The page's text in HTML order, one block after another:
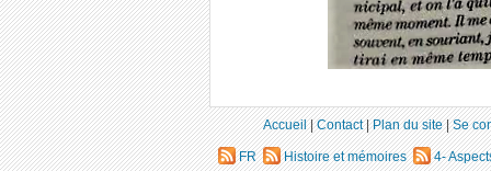
Accueil|Contact|Plan du site|Se
FR Histoire et mémoires
4-